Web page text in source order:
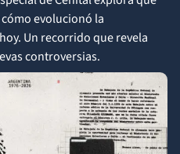
evolucionó la
Un recorrido que revela
controversias.